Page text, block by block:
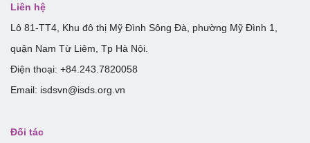
Liên hệ
Lô 81-TT4, Khu đô thị Mỹ Đình Sông Đà, phường Mỹ Đình 1,
quận Nam Từ Liêm, Tp Hà Nội.
Điện thoại: +84.243.7820058
Email: isdsvn@isds.org.vn
Đối tác